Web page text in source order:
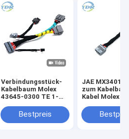
Verbindungsstück-
Kabelbaum Molex
43645-0300 TE 1-
MX34020PF1 Kabel
Bestpreis
JAE
zum
Kabel Molex